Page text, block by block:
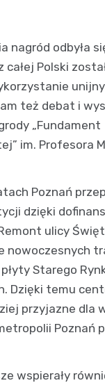
nagród odbyła
całej Polski
też debat i
„Fundament
im. Profesora
Poznań
dzięki
ulicy
nowoczesnych
Starego
Dzięki temu
przyjazne dla
Poznań
wspierały